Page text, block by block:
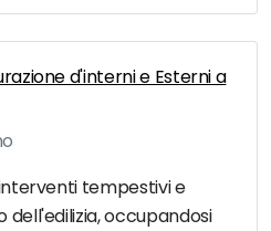
d'interni e Esterni a
tempestivi e
occupandosi